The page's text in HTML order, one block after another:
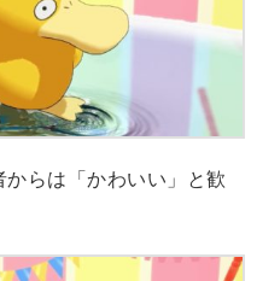
らは「かわいい」と歓